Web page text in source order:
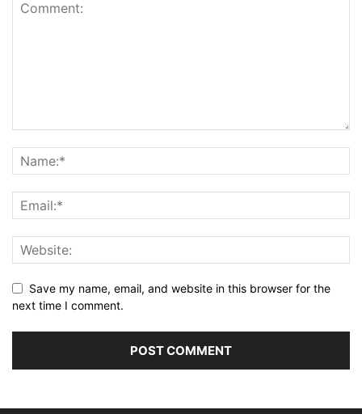
Save my name, email, and website in this browser for the
next time I comment.